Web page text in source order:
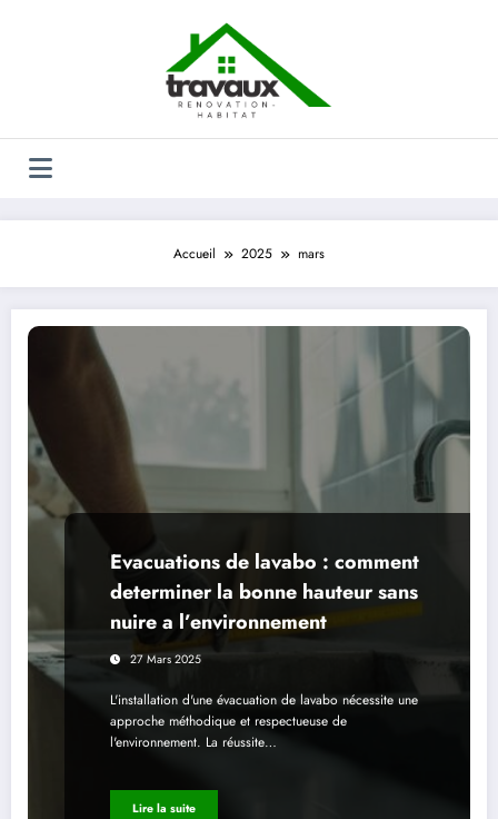
Accueil 2025 mars
Evacuations de lavabo : comment
determiner la bonne hauteur sans
nuire a l’environnement
27 Mars 2025
L'installation d'une évacuation de lavabo nécessite une
approche méthodique et respectueuse de
l'environnement. La réussite…
Lire la suite